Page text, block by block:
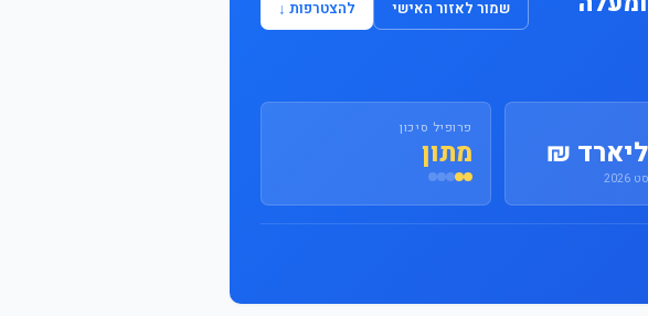
שמור לאזור האישי להצטרפות ↓
פרופיל סיכון
מתון